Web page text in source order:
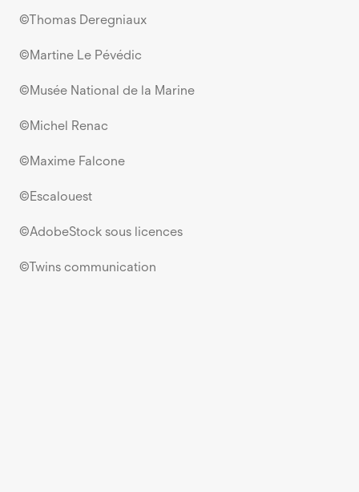
©Thomas Deregniaux
©Martine Le Pévédic
©Musée National de la Marine
©Michel Renac
©Maxime Falcone
©Escalouest
©AdobeStock sous licences
©Twins communication